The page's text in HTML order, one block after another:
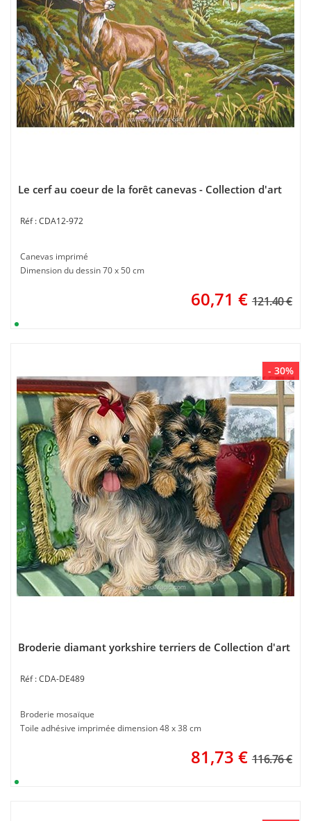
Le cerf au coeur de la forêt canevas - Collection d'art
CDA12-972
Canevas imprimé
Dimension du dessin 70 x 50 cm
60,71 € 121.40 €
- 30%
Broderie diamant yorkshire terriers de Collection d'art
CDA-DE489
Broderie mosaïque
Toile adhésive imprimée dimension 48 x 38 cm
81,73 € 116.76 €